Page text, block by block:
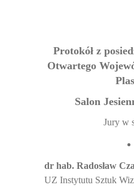
Protokół z
Otwartego
Salon
Jury w
dr hab. Radosław
UZ Instytutu Sztuk